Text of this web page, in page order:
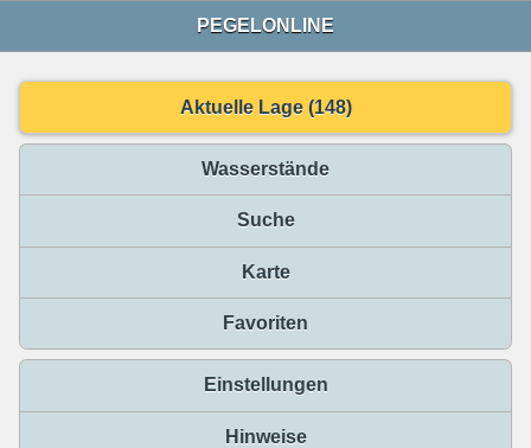
PEGELONLINE
Aktuelle Lage (148)
Wasserstände
Suche
Karte
Favoriten
Einstellungen
Hinweise